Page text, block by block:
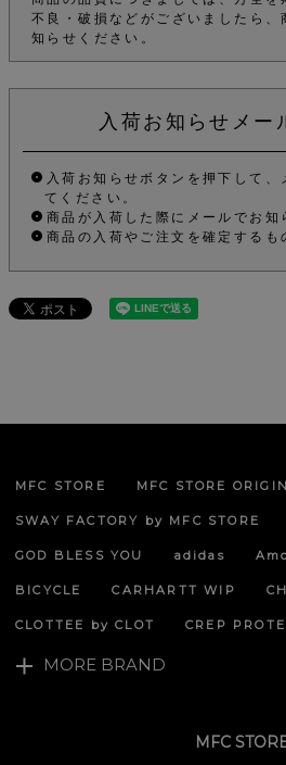
不良・破損などがございましたら、
知らせください。
入荷お知らせメー
入荷お知らせボタンを押下して、
てください。
商品が入荷した際にメールでお知
商品の入荷やご注文を確定するも
MFC STORE MFC STORE
SWAY FACTORY by MFC STORE
GOD BLESS YOU adidas
BICYCLE CARHARTT WIP
CLOTTEE by CLOT CREP
MORE BRAND
MFC